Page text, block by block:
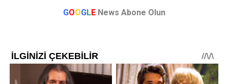
GOOGLE News Abone Olun